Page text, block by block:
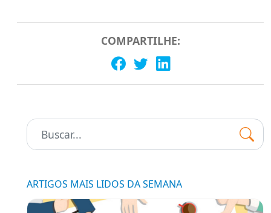
COMPARTILHE:
Pesquisar:
ARTIGOS MAIS LIDOS DA SEMANA